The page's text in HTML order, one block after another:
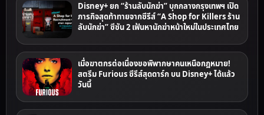
Disney+ ยก “ร้านลับนักฆ่า” บุกกลางกรุงเทพฯ เปิด
ภารกิจสุดท้าทายจากซีรีส์ “A Shop for Killers ร้าน
ลับนักฆ่า” ซีซัน 2 เฟ้นหานักฆ่าหน้าใหม่ในประเทศไทย
เมื่อฆาตกรต่อเนื่องขอพิพากษาคนเหนือกฎหมาย!
สตรีม Furious ซีรีส์สุดดาร์ก บน Disney+ ได้แล้ว
วันนี้